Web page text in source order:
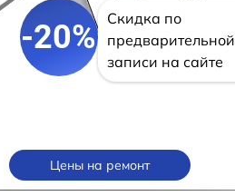
-20%
Скидка по
предварительной
записи на сайте
Цены на ремонт